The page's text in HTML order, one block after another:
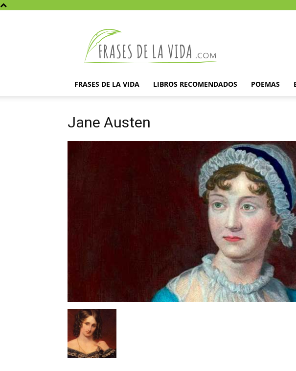
la
vida
FRASES DE LA VIDA LIBROS RECOMENDADOS POEMAS
Jane Austen